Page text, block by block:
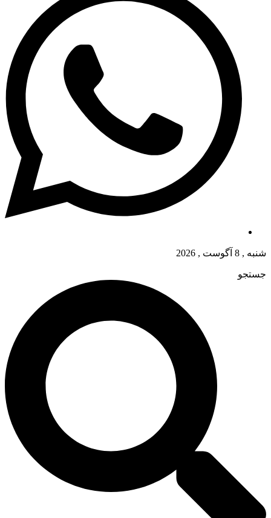
شنبه , 8 آگوست , 2026
جستجو